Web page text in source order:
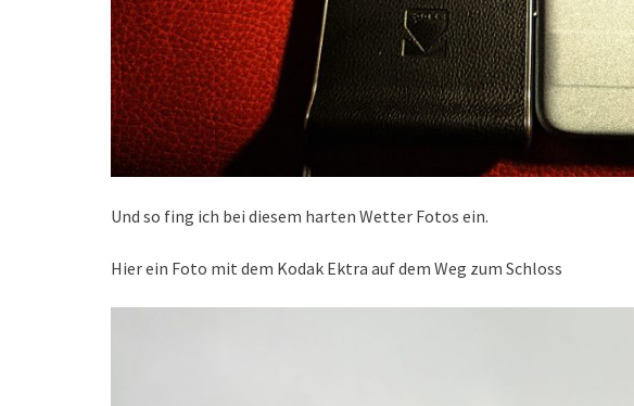
Und so fing ich bei diesem harten Wetter Fotos ein.
Hier ein Foto mit dem Kodak Ektra auf dem Weg zum Schloss